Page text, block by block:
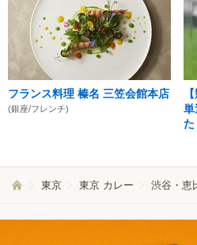
フランス料理 榛名 三笠会館本店
(銀座/フレンチ)
単
た
東京 東京 カレー 渋谷・恵